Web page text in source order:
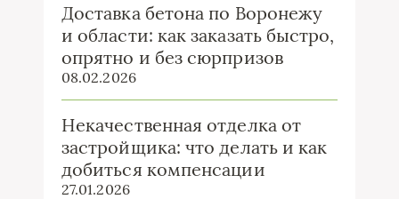
Доставка бетона по Воронежу
и области: как заказать быстро,
опрятно и без сюрпризов
08.02.2026
Некачественная отделка от
застройщика: что делать и как
добиться компенсации
27.01.2026